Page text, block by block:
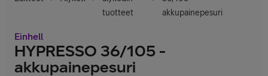
tuotteet
akkupainepesuri
Einhell
HYPRESSO 36/105 -
akkupainepesuri